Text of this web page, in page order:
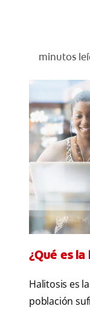
minutos
¿Qué es
Halitosis es
población